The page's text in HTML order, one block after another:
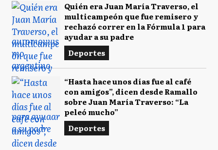
Quién era Juan María Traverso, el
multicampeón que fue remisero y
rechazó correr en la Fórmula 1 para
ayudar a su padre
Deportes
“Hasta hace unos días fue al café
con amigos”, dicen desde Ramallo
sobre Juan María Traverso: “La
peleó mucho”
Deportes